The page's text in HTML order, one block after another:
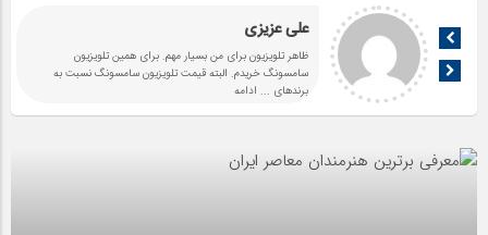
علی عزیزی
ظاهر تلویزیون برای من بسیار مهم. برای همین تلویزیون
سامسونگ خریدم. البته قیمت تلویزیون سامسونگ نسبت به
برندهای ... ادامه